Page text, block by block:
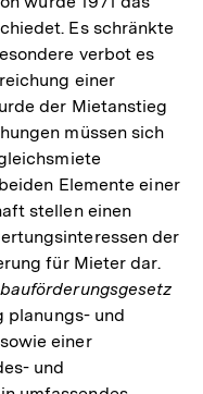
Es schränkte
verbot es
einer
der Mietanstieg
müssen sich
Elemente einer
stellen einen
der
für Mieter dar.
planungs- und
einer
und